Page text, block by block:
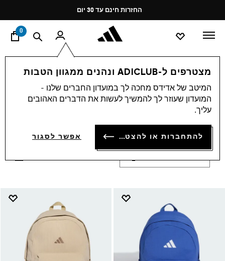
Pause
promotion
rotation
החזרות חינם עד 30 יום
0
מצטרפים ל-ADICLUB ונהנים ממגוון הטבות
המיטב של אדידס מחכה לך במועדון החברים שלנו -
המועדון שעוזר לך להמשיך לעשות את הדברים האהובים
עליך.
להתחברות או להצטרפות אפשר לסגור
אקססוריז לילדים (139)
קולקציית האקססוריז לילדים של אדידס מציעה מוצרים
בכל פעילות.